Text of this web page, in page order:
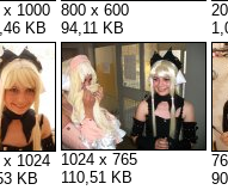
x 1000
KB
800 x 600
94,11 KB
x 1024
KB
1024 x 765
110,51 KB